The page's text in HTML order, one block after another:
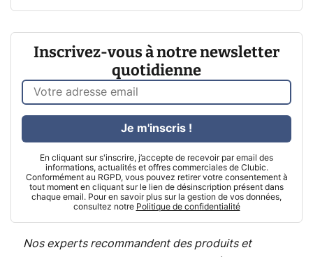
Inscrivez-vous à notre newsletter
quotidienne
En cliquant sur s'inscrire, j’accepte de recevoir par email des
informations, actualités et offres commerciales de Clubic.
Conformément au RGPD, vous pouvez retirer votre consentement à
tout moment en cliquant sur le lien de désinscription présent dans
chaque email. Pour en savoir plus sur la gestion de vos données,
consultez notre Politique de confidentialité
Je m'inscris !
Nos experts recommandent des produits et